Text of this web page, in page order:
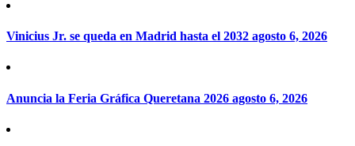
Vinicius Jr. se queda en Madrid hasta el 2032 agosto 6, 2026
Anuncia la Feria Gráfica Queretana 2026 agosto 6, 2026